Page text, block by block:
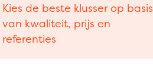
Kies de beste klusser op basis
van kwaliteit, prijs en
referenties